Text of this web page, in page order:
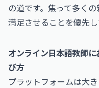
の道です。焦って多く
満足させることを優先し
オンライン日本語教師
び方
プラットフォームは大